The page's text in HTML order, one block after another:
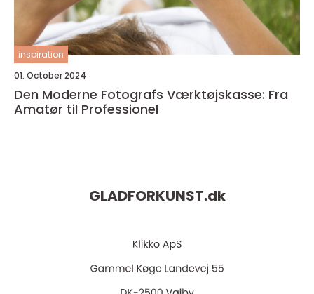
inspiration
01. October 2024
Den Moderne Fotografs Værktøjskasse: Fra
Amatør til Professionel
GLADFORKUNST.dk